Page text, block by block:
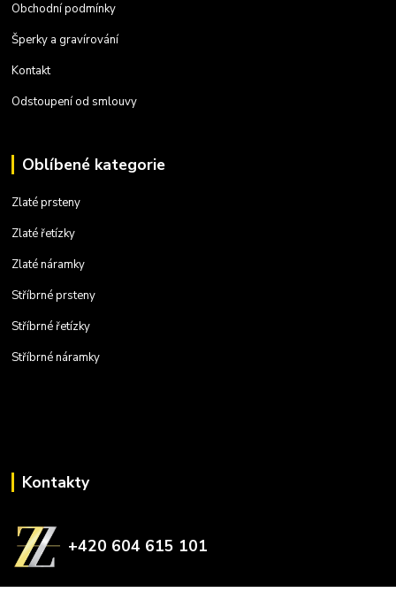
Obchodní podmínky
Šperky a gravírování
Kontakt
Odstoupení od smlouvy
Oblíbené kategorie
Zlaté prsteny
Zlaté řetízky
Zlaté náramky
Stříbrné prsteny
Stříbrné řetízky
Stříbrné náramky
Kontakty
+420 604 615 101